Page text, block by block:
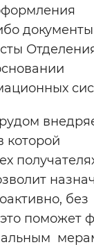
которой
без
поможет